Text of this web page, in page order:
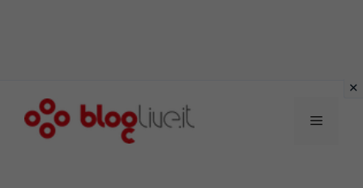
Menu